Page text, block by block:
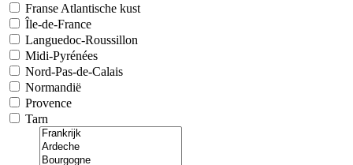
Franse Atlantische kust
Île-de-France
Languedoc-Roussillon
Midi-Pyrénées
Nord-Pas-de-Calais
Normandië
Provence
Tarn